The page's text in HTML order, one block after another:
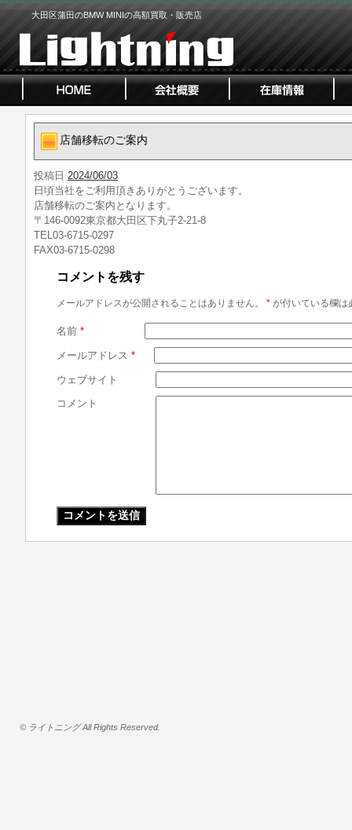
大田区蒲田のBMW MINIの高額買取・販売店
店舗移転のご案内
投稿日 2024/06/03
日頃当社をご利用頂きありがとうございます。
店舗移転のご案内となります。
〒146-0092東京都大田区下丸子2-21-8
TEL03-6715-0297
FAX03-6715-0298
コメントを残す
メールアドレスが公開されることはありません。 * が付いている欄は
名前 *
メールアドレス *
ウェブサイト
コメント
© ライトニング All Rights Reserved.